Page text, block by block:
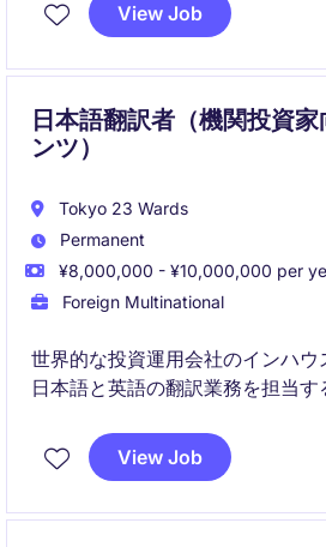
View Job
日本語翻訳者（機関投資
ンツ）
Tokyo 23 Wards
Permanent
¥8,000,000 - ¥10,000,000 per
Foreign Multinational
世界的な投資運用会社のインハウ
日本語と英語の翻訳業務を担当す
営業・マーケティング・リサーチ
アンスなど幅広い部門と連携しな
View Job